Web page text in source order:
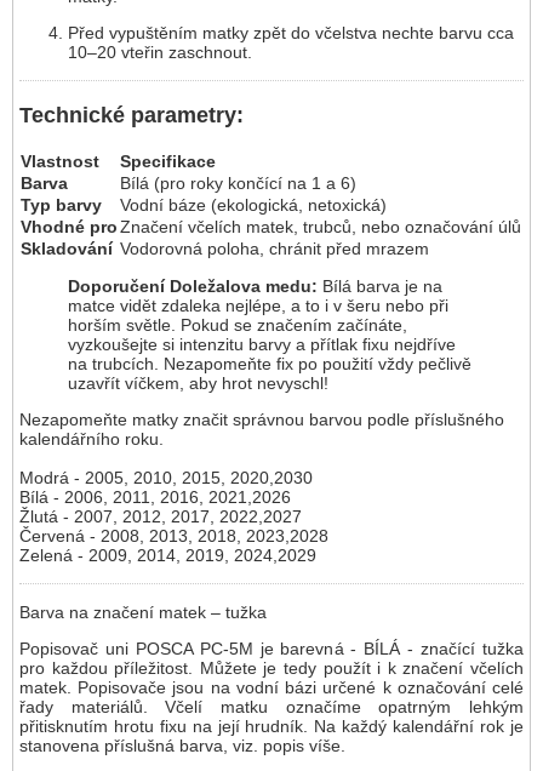
Před vypuštěním matky zpět do včelstva nechte barvu cca
10–20 vteřin zaschnout.
Technické parametry:
Vlastnost
Specifikace
Barva
Bílá (pro roky končící na 1 a 6)
Typ barvy
Vodní báze (ekologická, netoxická)
Vhodné proZnačení včelích matek, trubců, nebo označování úlů
Skladování Vodorovná poloha, chránit před mrazem
Doporučení Doležalova medu: Bílá barva je na
matce vidět zdaleka nejlépe, a to i v šeru nebo při
horším světle. Pokud se značením začínáte,
vyzkoušejte si intenzitu barvy a přítlak fixu nejdříve
na trubcích. Nezapomeňte fix po použití vždy pečlivě
uzavřít víčkem, aby hrot nevyschl!
Nezapomeňte matky značit správnou barvou podle příslušného
kalendářního roku.
Modrá - 2005, 2010, 2015, 2020,2030
Bílá - 2006, 2011, 2016, 2021,2026
Žlutá - 2007, 2012, 2017, 2022,2027
Červená - 2008, 2013, 2018, 2023,2028
Zelená - 2009, 2014, 2019, 2024,2029
Barva na značení matek – tužka
Popisovač uni POSCA PC-5M je barevná - BÍLÁ - značící tužka
pro každou příležitost. Můžete je tedy použít i k značení včelích
matek. Popisovače jsou na vodní bázi určené k označování celé
řady materiálů. Včelí matku označíme opatrným lehkým
přitisknutím hrotu fixu na její hrudník. Na každý kalendářní rok je
stanovena příslušná barva, viz. popis víše.